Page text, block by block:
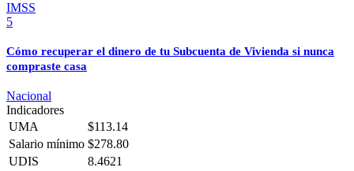
IMSS
5
Cómo recuperar el dinero de tu Subcuenta de Vivienda si nunca
compraste casa
Nacional
Indicadores
UMA
$113.14
Salario mínimo $278.80
UDIS
8.4621